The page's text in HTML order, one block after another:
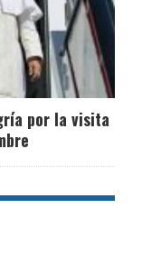
por la visita